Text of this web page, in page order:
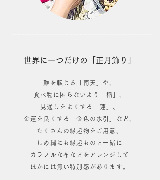
世界に一つだけの「正月飾り」
難を転じる「南天」や、
食べ物に困らないよう「稲」、
見通しをよくする「蓮」、
金運を良くする「金色の水引」など、
たくさんの縁起物をご用意。
しめ縄にも縁起ものと一緒に
カラフルな布などをアレンジして
ほかには無い特別感があります。